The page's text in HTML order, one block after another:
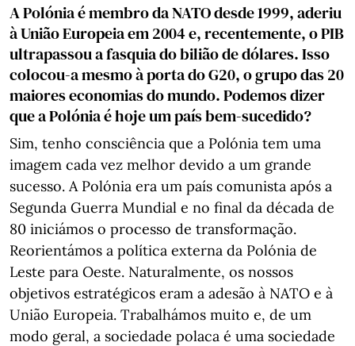
A Polónia é membro da NATO desde 1999, aderiu
à União Europeia em 2004 e, recentemente, o PIB
ultrapassou a fasquia do bilião de dólares. Isso
colocou-a mesmo à porta do G20, o grupo das 20
maiores economias do mundo. Podemos dizer
que a Polónia é hoje um país bem-sucedido?
Sim, tenho consciência que a Polónia tem uma
imagem cada vez melhor devido a um grande
sucesso. A Polónia era um país comunista após a
Segunda Guerra Mundial e no final da década de
80 iniciámos o processo de transformação.
Reorientámos a política externa da Polónia de
Leste para Oeste. Naturalmente, os nossos
objetivos estratégicos eram a adesão à NATO e à
União Europeia. Trabalhámos muito e, de um
modo geral, a sociedade polaca é uma sociedade